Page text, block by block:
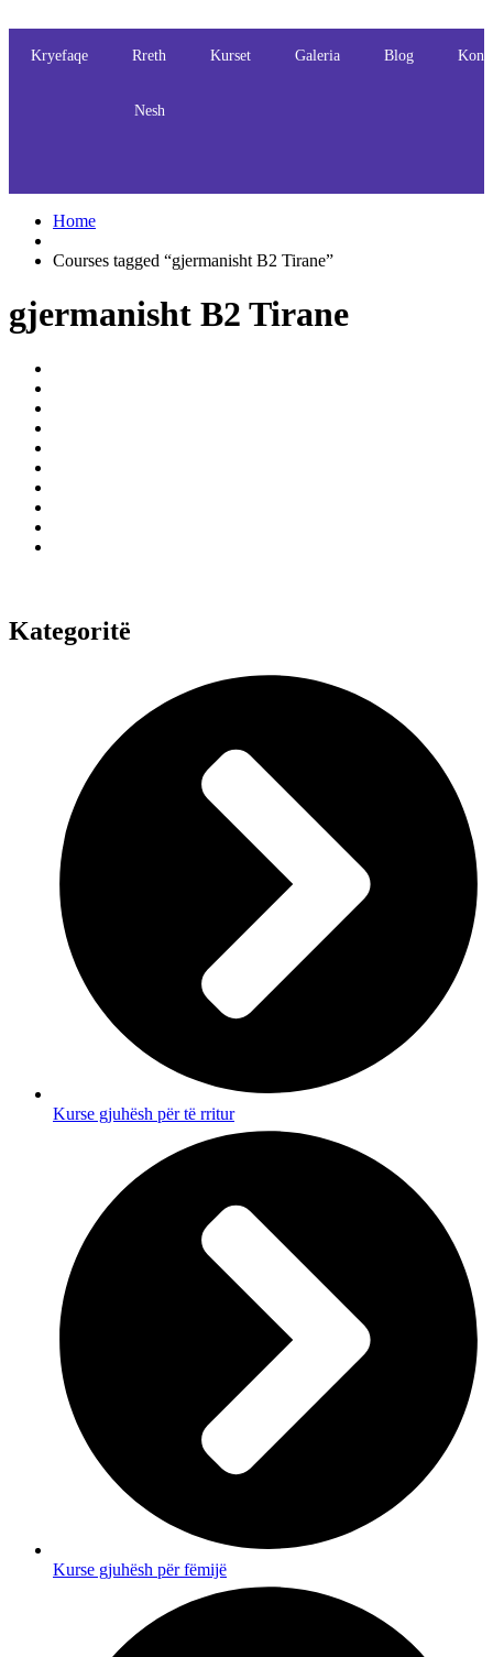
Kryefaqe Rreth
Nesh
Kurset Galeria Blog
Home
Courses tagged “gjermanisht B2 Tirane”
gjermanisht B2 Tirane
Kategoritë
Kurse gjuhësh për të rritur
Kurse gjuhësh për fëmijë